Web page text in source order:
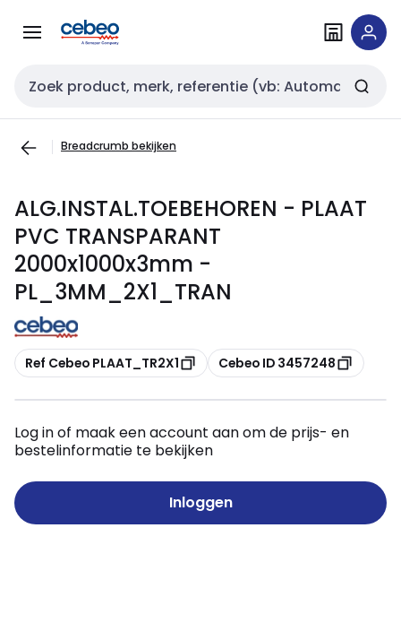
naar
naar
Zoekveld invoer
Breadcrumb bekijken
ALG.INSTAL.TOEBEHOREN - PLAAT
PVC TRANSPARANT
2000x1000x3mm -
PL_3MM_2X1_TRAN
Kopiëren
Ref Cebeo PLAAT_TR2X1 Kopiëren
Cebeo ID 3457248
Log in of maak een account aan om de prijs- en
bestelinformatie te bekijken
Inloggen